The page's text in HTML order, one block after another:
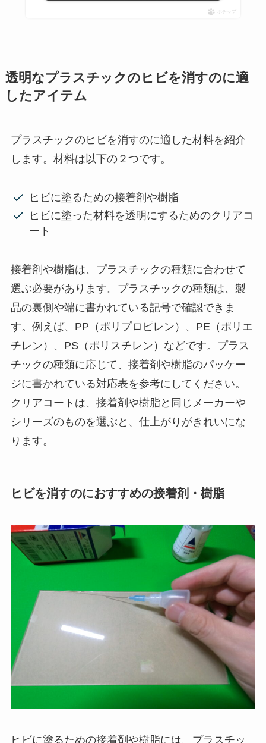
ポチップ
透明なプラスチックのヒビを消すのに適
したアイテム
プラスチックのヒビを消すのに適した材料を紹介
します。材料は以下の２つです。
ヒビに塗るための接着剤や樹脂
ヒビに塗った材料を透明にするためのクリアコ
ート
接着剤や樹脂は、プラスチックの種類に合わせて
選ぶ必要があります。プラスチックの種類は、製
品の裏側や端に書かれている記号で確認できま
す。例えば、PP（ポリプロピレン）、PE（ポリエ
チレン）、PS（ポリスチレン）などです。プラス
チックの種類に応じて、接着剤や樹脂のパッケー
ジに書かれている対応表を参考にしてください。
クリアコートは、接着剤や樹脂と同じメーカーや
シリーズのものを選ぶと、仕上がりがきれいにな
ります。
ヒビを消すのにおすすめの接着剤・樹脂
ヒビに塗るための接着剤や樹脂には、プラスチッ